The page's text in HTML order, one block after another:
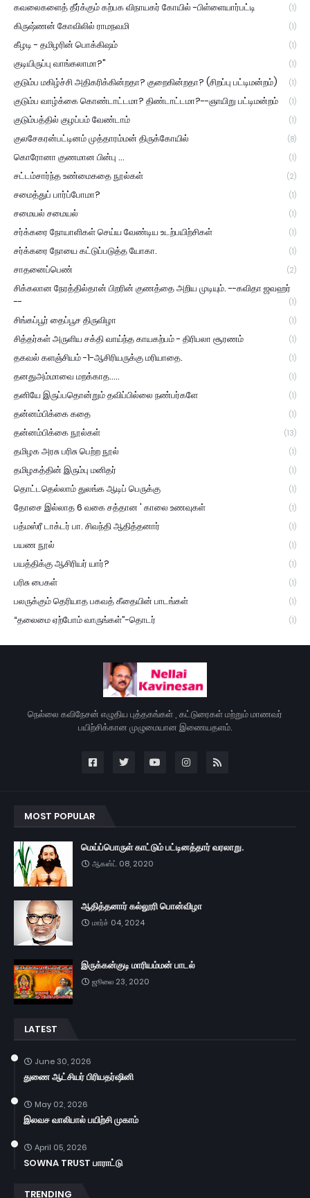
கவலைகளைத் தீர்க்கும் கற்பக விநாயகர் கோயில் -பிள்ளையார்பட்டி (1)
கிருஷ்ணன் கோவிலில் ராமநவமி (1)
கீழடி - தமிழரின் பொக்கிஷம் (1)
குடியிருப்பு வாங்கலாமா?" (1)
குடும்ப மகிழ்ச்சி அதிகரிக்கின்றதா? குறைகின்றதா? (சிறப்பு பட்டிமன்றம்) (1)
குடும்ப வாழ்க்கை கொண்டாட்டமா? திண்டாட்டமா?--ஞாயிறு பட்டிமன்றம் (1)
குடும்பத்தில் குழப்பம் வேண்டாம் (1)
குலசேகரன்பட்டினம் முத்தாரம்மன் திருக்கோயில் (8)
கொரோனா குணமான பின்பு ... (1)
சட்டம்சார்ந்த உண்மைகதை நூல்கள் (2)
சமைத்துப் பார்ப்போமா? (1)
சமையல் சமையல் (1)
சர்க்கரை நோயாளிகள் செய்ய வேண்டிய உடற்பயிற்சிகள் (1)
சர்க்கரை நோயை கட்டுப்படுத்த யோகா. (1)
சாதனைப்பெண் (2)
சிக்கலான நேரத்தில்தான் பிறரின் குணத்தை அறிய முடியும். --கவிதா ஜவஹர்
--
(1)
சிங்கப்பூர் தைப்பூச திருவிழா (1)
சித்தர்கள் அருளிய சக்தி வாய்ந்த காயகற்பம் - திரிபலா சூரணம் (1)
தகவல் களஞ்சியம் -1-ஆசிரியருக்கு மரியாதை. (1)
தனதுஅம்மாவை மறக்காத..... (1)
தனியே இருப்பதொன்றும் தவிப்பில்லை நண்பர்களே (1)
தன்னம்பிக்கை கதை (1)
தன்னம்பிக்கை நூல்கள் (13)
தமிழக அரசு பரிசு பெற்ற நூல் (1)
தமிழகத்தின் இரும்பு மனிதர் (1)
தொட்டதெல்லாம் துலங்க ஆடிப் பெருக்கு (1)
தோசை இல்லாத 6 வகை சத்தான ' காலை உணவுகள் (1)
பத்மஸ்ரீ டாக்டர் பா. சிவந்தி ஆதித்தனார் (1)
பயண நூல் (1)
பயத்திக்கு ஆசிரியர் யார்? (1)
பரிசு பைகள் (1)
பலருக்கும் தெரியாத பகவத் கீதையின் பாடங்கள் (1)
“தலைமை ஏற்போம் வாருங்கள்”-தொடர் (1)
நெல்லை கவிநேசன் எழுதிய புத்தகங்கள் , கட்டுரைகள் மற்றும் மாணவர்
பயிற்சிக்கான முழுமையான இணையதளம்.
MOST POPULAR
மெய்ப்பொருள் காட்டும் பட்டினத்தார் வரலாறு.
ஆகஸ்ட் 08, 2020
ஆதித்தனார் கல்லூரி பொன்விழா
மார்ச் 04, 2024
இருக்கன்குடி மாரியம்மன் பாடல்
ஜூலை 23, 2020
LATEST
June 30, 2026
துணை ஆட்சியர் பிரியதர்ஷினி
May 02, 2026
இலவச வாலிபால் பயிற்சி முகாம்
April 05, 2026
SOWNA TRUST பாராட்டு
TRENDING